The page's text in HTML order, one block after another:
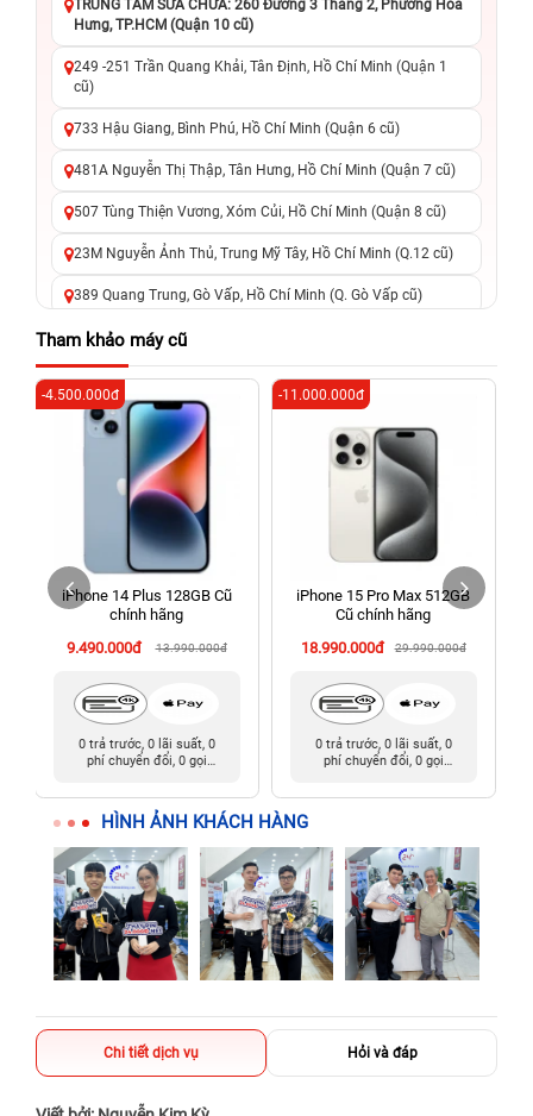
TRUNG TÂM SỬA CHỮA: 260 Đường 3 Tháng 2, Phường Hòa
Hưng, TP.HCM (Quận 10 cũ)
249 -251 Trần Quang Khải, Tân Định, Hồ Chí Minh (Quận 1
cũ)
733 Hậu Giang, Bình Phú, Hồ Chí Minh (Quận 6 cũ)
481A Nguyễn Thị Thập, Tân Hưng, Hồ Chí Minh (Quận 7 cũ)
507 Tùng Thiện Vương, Xóm Củi, Hồ Chí Minh (Quận 8 cũ)
23M Nguyễn Ảnh Thủ, Trung Mỹ Tây, Hồ Chí Minh (Q.12 cũ)
389 Quang Trung, Gò Vấp, Hồ Chí Minh (Q. Gò Vấp cũ)
625 - 625A Âu Cơ, Tân Phú, Hồ Chí Minh (Quận Tân Phú cũ)
326 Lê Văn Việt, Tăng Nhơn Phú, Hồ Chí Minh (Q.9 TP. Thủ
Đức cũ)
256 Võ Văn Ngân, Thủ Đức, Hồ Chí Minh (Bình Thọ, TP. Thủ
70 Nguyễn An Ninh, Dĩ An, Hồ Chí Minh (Bình Dương Cũ)
24h Vũng Tàu: 162A Ba Cu, Vũng Tàu, Hồ Chí Minh (TP. Vũng
Tàu cũ)
198 Hoàng Văn Thụ, Tân Sơn Nhất, Hồ Chí Minh (Tân Bình
Tham khảo máy cũ
iPhone 14 Plus 128GB Cũ
chính hãng
9.490.000đ
13.990.000đ
-4.500.000đ
0 trả trước, 0 lãi suất, 0
phí chuyển đổi, 0 gọi
iPhone 15 Pro Max 512GB
Cũ chính hãng
18.990.000đ
29.990.000đ
-11.000.000đ
0 trả trước, 0 lãi suất, 0
phí chuyển đổi, 0 gọi
HÌNH ẢNH KHÁCH HÀNG
Chi tiết dịch vụ Hỏi và đáp